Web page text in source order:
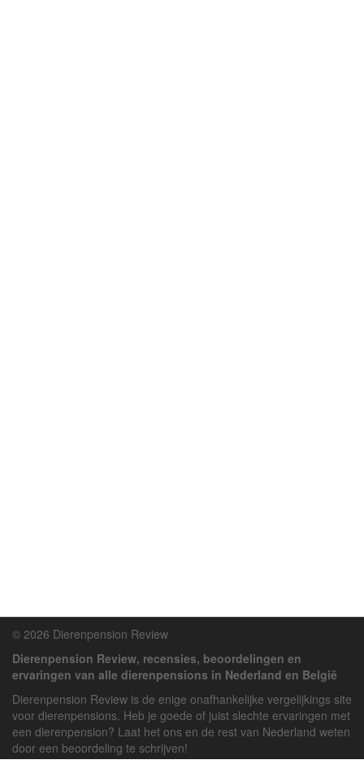
© 2026 Dierenpension Review
Dierenpension Review, recensies, beoordelingen en
ervaringen van alle dierenpensions in Nederland en België
Dierenpension Review is de enige onafhankelijke vergelijkings site
voor dierenpensions. Heb je goede of juist slechte ervaringen met
een dierenpension? Laat het ons en de rest van Nederland weten
door een beoordeling te schrijven!